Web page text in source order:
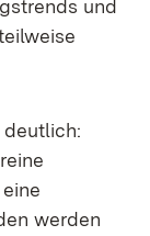
und
werden